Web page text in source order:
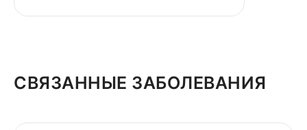
СВЯЗАННЫЕ ЗАБОЛЕВАНИЯ